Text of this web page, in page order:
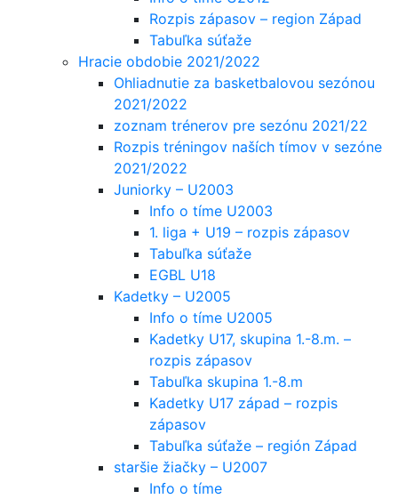
Rozpis zápasov – region Západ
Tabuľka súťaže
Hracie obdobie 2021/2022
Ohliadnutie za basketbalovou sezónou
2021/2022
zoznam trénerov pre sezónu 2021/22
Rozpis tréningov naších tímov v sezóne
2021/2022
Juniorky – U2003
Info o tíme U2003
1. liga + U19 – rozpis zápasov
Tabuľka súťaže
EGBL U18
Kadetky – U2005
Info o tíme U2005
Kadetky U17, skupina 1.-8.m. –
rozpis zápasov
Tabuľka skupina 1.-8.m
Kadetky U17 západ – rozpis
zápasov
Tabuľka súťaže – región Západ
staršie žiačky – U2007
Info o tíme